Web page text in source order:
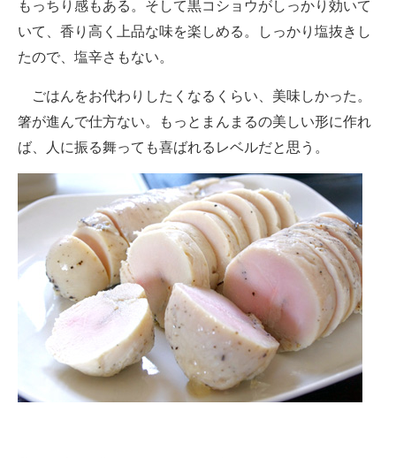
もっちり感もある。そして黒コショウがしっかり効いて
いて、香り高く上品な味を楽しめる。しっかり塩抜きし
たので、塩辛さもない。
ごはんをお代わりしたくなるくらい、美味しかった。
箸が進んで仕方ない。もっとまんまるの美しい形に作れ
ば、人に振る舞っても喜ばれるレベルだと思う。